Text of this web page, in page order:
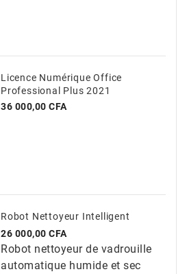
Licence Numérique Office
Professional Plus 2021
Prix
36 000,00 CFA
Robot Nettoyeur Intelligent
Prix
26 000,00 CFA
Robot nettoyeur de vadrouille
automatique humide et sec